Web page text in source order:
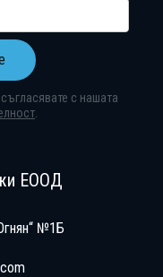
ЕООД
№1Б
с нашата